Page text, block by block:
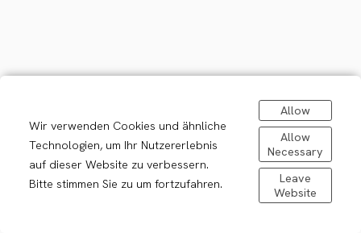
Wir verwenden Cookies und ähnliche
Technologien, um Ihr Nutzererlebnis
auf dieser Website zu verbessern.
Bitte stimmen Sie zu um fortzufahren.
Allow
Allow
Necessary
Leave
Website